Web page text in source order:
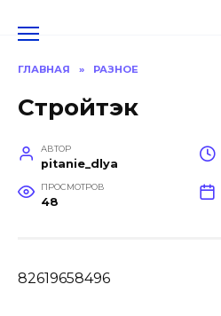
ГЛАВНАЯ » РАЗНОЕ
Стройтэк
АВТОР
pitanie_dlya
ПРОСМОТРОВ
48
82619658496